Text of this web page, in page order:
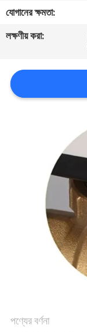
খবর
জন্য
আবেদন
PRIVACY
POLICY
যোগানের ক্ষমতা:
লক্ষণীয় করা:
পণ্যের বর্ণনা